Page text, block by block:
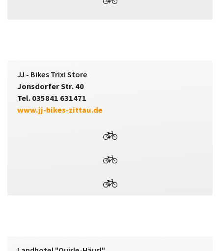
JJ - Bikes Trixi Store
Jonsdorfer Str. 40
Tel. 035841 631471
www.jj-bikes-zittau.de